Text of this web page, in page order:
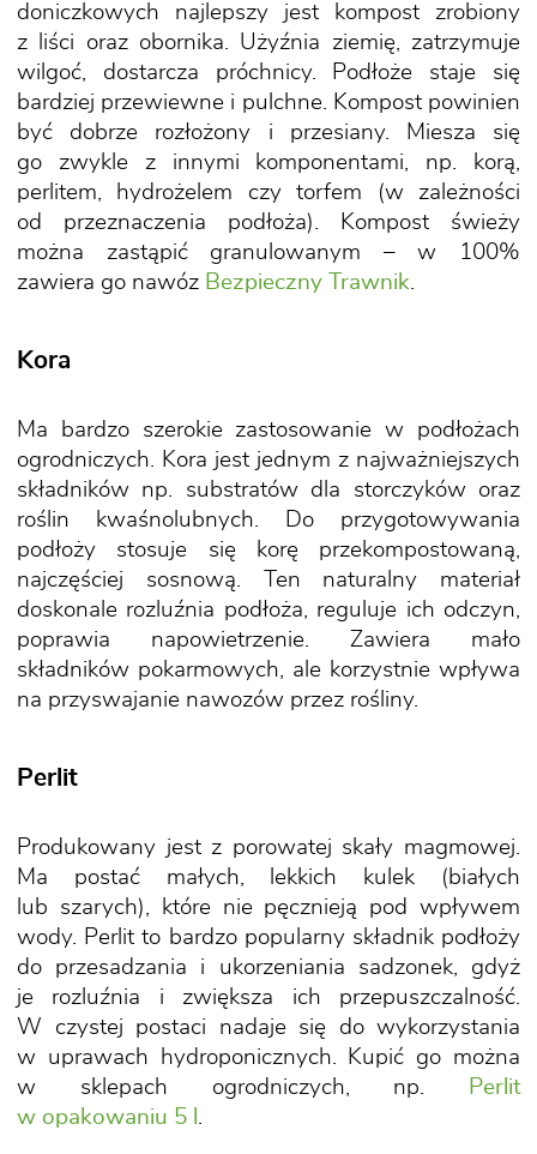
doniczkowych najlepszy jest kompost zrobiony
z liści oraz obornika. Użyźnia ziemię, zatrzymuje
wilgoć, dostarcza próchnicy. Podłoże staje się
bardziej przewiewne i pulchne. Kompost powinien
być dobrze rozłożony i przesiany. Miesza się
go zwykle z innymi komponentami, np. korą,
perlitem, hydrożelem czy torfem (w zależności
od przeznaczenia podłoża). Kompost świeży
można zastąpić granulowanym – w 100%
zawiera go nawóz Bezpieczny Trawnik
Kora
Ma bardzo szerokie zastosowanie w podłożach
ogrodniczych. Kora jest jednym z najważniejszych
składników np. substratów dla storczyków oraz
roślin kwaśnolubnych. Do przygotowywania
podłoży stosuje się korę przekompostowaną,
najczęściej sosnową. Ten naturalny materiał
doskonale rozluźnia podłoża, reguluje ich odczyn,
poprawia napowietrzenie. Zawiera mało
składników pokarmowych, ale korzystnie wpływa
na przyswajanie nawozów przez rośliny.
Perlit
Produkowany jest z porowatej skały magmowej.
Ma postać małych, lekkich kulek (białych
lub szarych), które nie pęcznieją pod wpływem
wody. Perlit to bardzo popularny składnik podłoży
do przesadzania i ukorzeniania sadzonek, gdyż
je rozluźnia i zwiększa ich przepuszczalność.
W czystej postaci nadaje się do wykorzystania
w uprawach hydroponicznych. Kupić go można
w sklepach ogrodniczych, np.
Perlit
w opakowaniu 5 l